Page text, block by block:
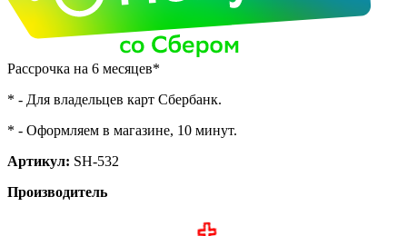
Рассрочка на 6 месяцев*
* - Для владельцев карт Сбербанк.
* - Оформляем в магазине, 10 минут.
Артикул: SH-532
Производитель